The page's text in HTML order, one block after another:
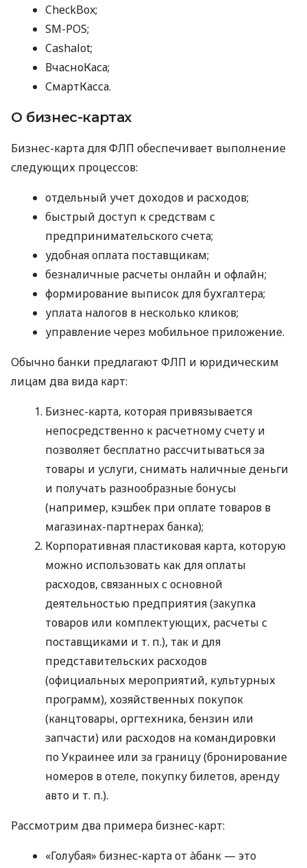
CheckBox;
SM-POS;
Cashalot;
ВчасноКаса;
СмартКасса.
О бизнес-картах
Бизнес-карта для ФЛП обеспечивает выполнение
следующих процессов:
отдельный учет доходов и расходов;
быстрый доступ к средствам с
предпринимательского счета;
удобная оплата поставщикам;
безналичные расчеты онлайн и офлайн;
формирование выписок для бухгалтера;
уплата налогов в несколько кликов;
управление через мобильное приложение.
Обычно банки предлагают ФЛП и юридическим
лицам два вида карт:
Бизнес-карта, которая привязывается
непосредственно к расчетному счету и
позволяет бесплатно рассчитываться за
товары и услуги, снимать наличные деньги
и получать разнообразные бонусы
(например, кэшбек при оплате товаров в
магазинах-партнерах банка);
Корпоративная пластиковая карта, которую
можно использовать как для оплаты
расходов, связанных с основной
деятельностью предприятия (закупка
товаров или комплектующих, расчеты с
поставщиками и т. п.), так и для
представительских расходов
(официальных мероприятий, культурных
программ), хозяйственных покупок
(канцтовары, оргтехника, бензин или
запчасти) или расходов на командировки
по Украинее или за границу (бронирование
номеров в отеле, покупку билетов, аренду
авто и т. п.).
Рассмотрим два примера бизнес-карт:
«Голубая» бизнес-карта от àбанк — это